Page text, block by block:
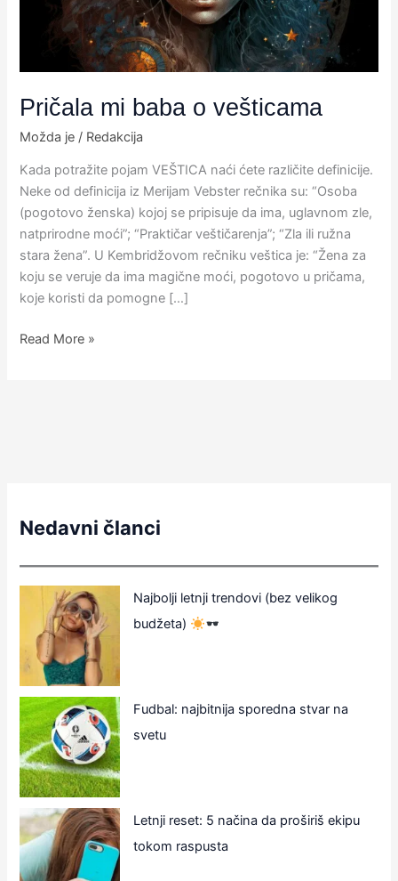
Pričala mi baba o vešticama
Možda je / Redakcija
Kada potražite pojam VEŠTICA naći ćete različite definicije.
Neke od definicija iz Merijam Vebster rečnika su: “Osoba
(pogotovo ženska) kojoj se pripisuje da ima, uglavnom zle,
natprirodne moći”; “Praktičar veštičarenja”; “Zla ili ružna
stara žena”. U Kembridžovom rečniku veštica je: “Žena za
koju se veruje da ima magične moći, pogotovo u pričama,
koje koristi da pomogne […]
Read More »
Nedavni članci
Najbolji letnji trendovi (bez velikog
budžeta)
Fudbal: najbitnija sporedna stvar na
svetu
Letnji reset: 5 načina da proširiš ekipu
tokom raspusta